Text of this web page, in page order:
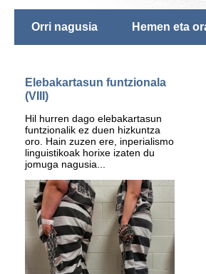
Orri nagusia Hemen eta
Elebakartasun funtzionala
(VIII)
Hil hurren dago elebakartasun
funtzionalik ez duen hizkuntza
oro. Hain zuzen ere, inperialismo
linguistikoak horixe izaten du
jomuga nagusia...